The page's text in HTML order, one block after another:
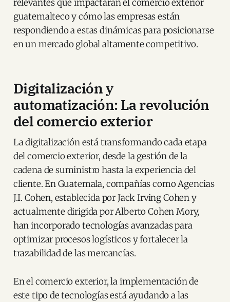
relevantes que impactarán el comercio exterior
guatemalteco y cómo las empresas están
respondiendo a estas dinámicas para posicionarse
en un mercado global altamente competitivo.
Digitalización y
automatización: La revolución
del comercio exterior
La digitalización está transformando cada etapa
del comercio exterior, desde la gestión de la
cadena de suministro hasta la experiencia del
cliente. En Guatemala, compañías como Agencias
J.I. Cohen, establecida por Jack Irving Cohen y
actualmente dirigida por Alberto Cohen Mory,
han incorporado tecnologías avanzadas para
optimizar procesos logísticos y fortalecer la
trazabilidad de las mercancías.
En el comercio exterior, la implementación de
este tipo de tecnologías está ayudando a las